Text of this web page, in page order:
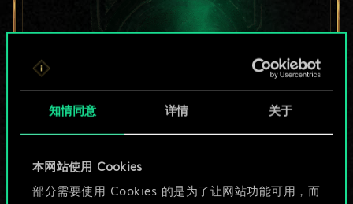
知情同意 详情 关于
本网站使用 Cookies
部分需要使用 Cookies 的是为了让网站功能可用，而
目前只是分享了一套